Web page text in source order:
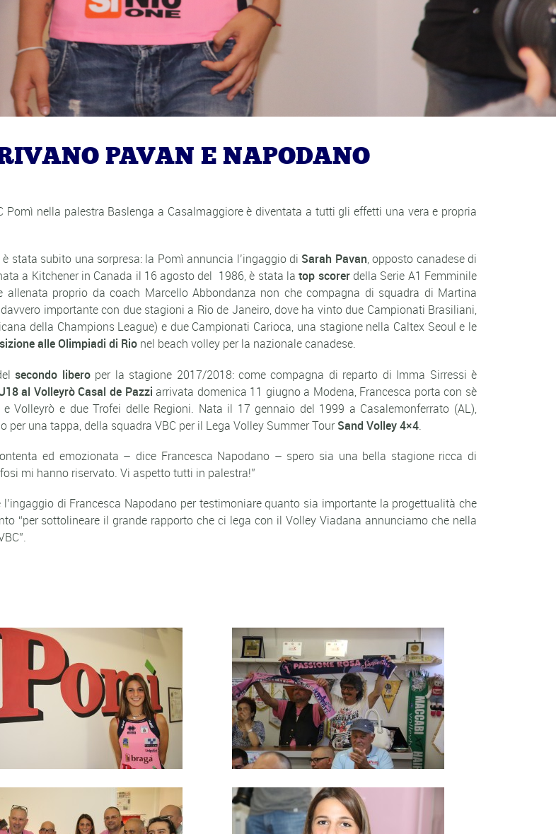
PAVAN E NAPODANO
nella palestra Baslenga a Casalmaggiore è diventata a tutti gli effetti una vera e propria
stata subito una sorpresa: la Pomì annuncia l’ingaggio di Sarah Pavan, opposto canadese di
a Kitchener in Canada il 16 agosto del 1986, è stata latop scorerdella Serie A1 Femminile
proprio da coach Marcello Abbondanza non che compagna di squadra di Martina
importante con due stagioni a Rio de Janeiro, dove ha vinto due Campionati Brasiliani,
della Champions League) e due Campionati Carioca, una stagione nella Caltex Seoul e le
alle Olimpiadi di Rio nel beach volley per la nazionale canadese.
secondo liberoper la stagione 2017/2018: come compagna di reparto di Imma Sirressi è
al Volleyrò Casal de Pazzi arrivata domenica 11 giugno a Modena, Francesca porta con sè
Volleyrò e due Trofei delle Regioni. Nata il 17 gennaio del 1999 a Casalemonferrato (AL),
una tappa, della squadra VBC per il Lega Volley Summer TourSand Volley 4×4.
ed emozionata – dice Francesca Napodano – spero sia una bella stagione ricca di
mi hanno riservato. Vi aspetto tutti in palestra!”
di Francesca Napodano per testimoniare quanto sia importante la progettualità che
“per sottolineare il grande rapporto che ci lega con il Volley Viadana annunciamo che nella